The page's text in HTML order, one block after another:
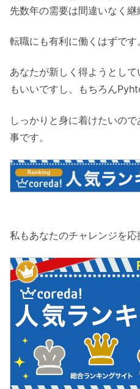
先数年の需要は間違いなく継
転職にも有利に働くはずです。
あなたが新しく得ようとし
もいいですし、もちろん
しっかりと身に着けたいの
事です。
私もあなたのチャレンジを応